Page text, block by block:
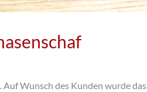
Wunsch des Kunden wurde das